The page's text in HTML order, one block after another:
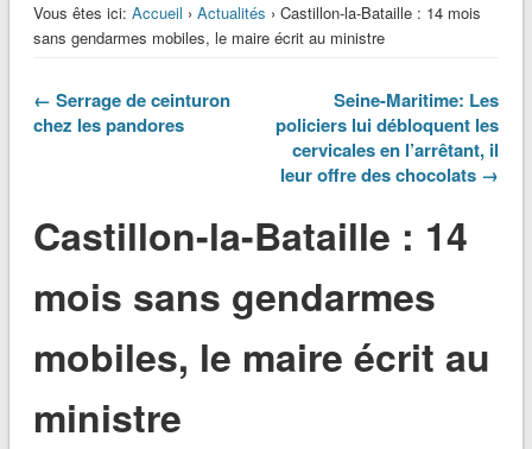
Vous êtes ici: Accueil › Actualités › Castillon-la-Bataille : 14 mois
sans gendarmes mobiles, le maire écrit au ministre
← Serrage de ceinturon
chez les pandores
Seine-Maritime: Les
policiers lui débloquent les
cervicales en l’arrêtant, il
leur offre des chocolats →
Castillon-la-Bataille : 14
mois sans gendarmes
mobiles, le maire écrit au
ministre